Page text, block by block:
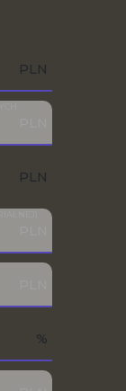
PLN
PLN
%